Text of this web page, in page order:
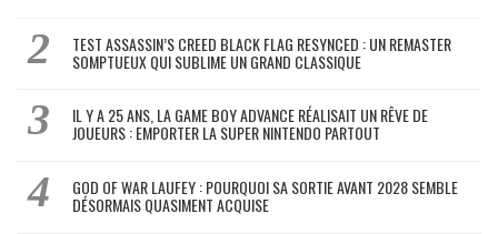
TEST ASSASSIN’S CREED BLACK FLAG RESYNCED : UN REMASTER
SOMPTUEUX QUI SUBLIME UN GRAND CLASSIQUE
IL Y A 25 ANS, LA GAME BOY ADVANCE RÉALISAIT UN RÊVE DE
JOUEURS : EMPORTER LA SUPER NINTENDO PARTOUT
GOD OF WAR LAUFEY : POURQUOI SA SORTIE AVANT 2028 SEMBLE
DÉSORMAIS QUASIMENT ACQUISE